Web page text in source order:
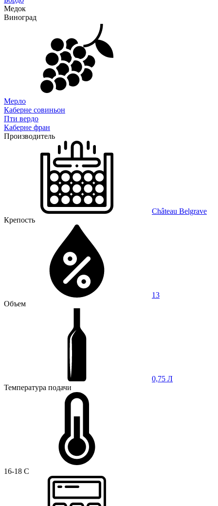
Медок
Виноград
Мерло
Каберне совиньон
Пти вердо
Каберне фран
Производитель
Château Belgrave
Крепость
13
Объем
0,75 Л
Температура подачи
16-18 C